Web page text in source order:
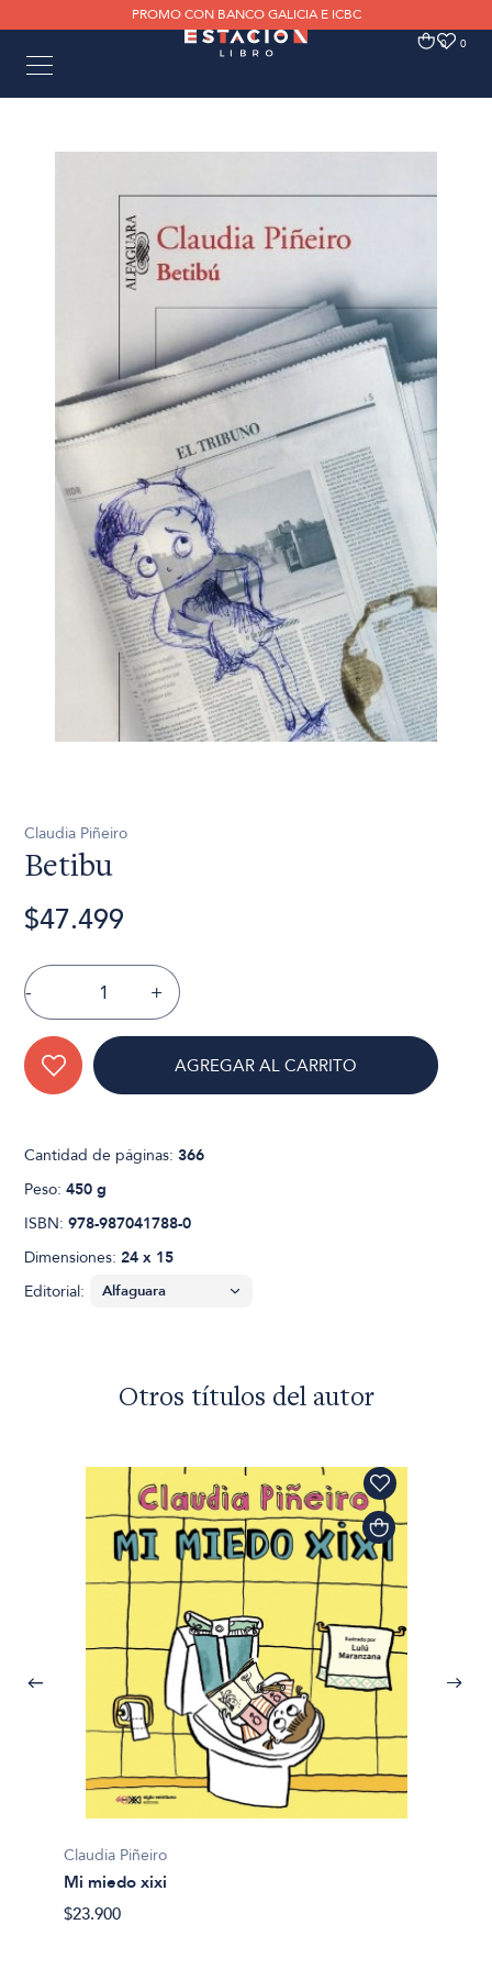
PROMO CON BANCO GALICIA E ICBC
0 0
Claudia Piñeiro
Betibu
$47.499
- +
AGREGAR AL CARRITO
Cantidad de páginas:366
Peso:450 g
ISBN:978-987041788-0
Dimensiones:24 x 15
Editorial:
Otros títulos del autor
Claudia Piñeiro
Mi miedo xixi
$23.900